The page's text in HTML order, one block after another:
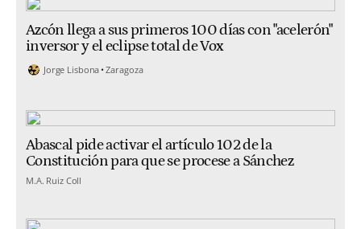
Azcón llega a sus primeros 100 días con "acelerón"
inversor y el eclipse total de Vox
Jorge Lisbona Zaragoza
Abascal pide activar el artículo 102 de la
Constitución para que se procese a Sánchez
M.A. Ruiz Coll